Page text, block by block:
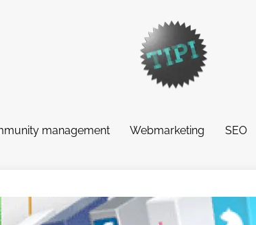
management Webmarketing SEO